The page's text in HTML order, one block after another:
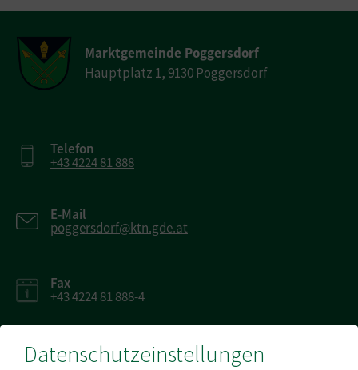
Marktgemeinde Poggersdorf
Hauptplatz 1, 9130 Poggersdorf
Telefon
+43 4224 81 888
E-Mail
poggersdorf@ktn.gde.at
Fax
+43 4224 81 888-4
Datenschutzeinstellungen